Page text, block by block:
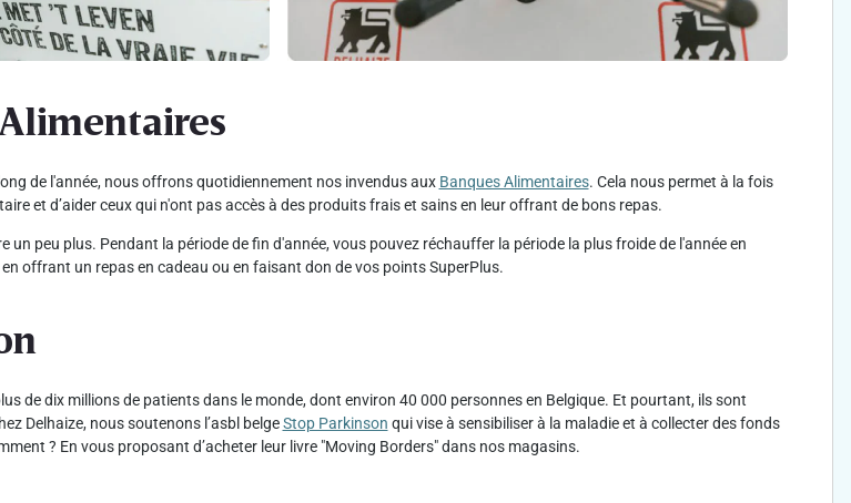
de l'année, nous offrons quotidiennement nos invendus aux Banques Alimentaires. Cela nous permet à la fois
et d’aider ceux qui n'ont pas accès à des produits frais et sains en leur offrant de bons repas.
un peu plus. Pendant la période de fin d'année, vous pouvez réchauffer la période la plus froide de l'année en
offrant un repas en cadeau ou en faisant don de vos points SuperPlus.
de dix millions de patients dans le monde, dont environ 40 000 personnes en Belgique. Et pourtant, ils sont
Delhaize, nous soutenons l’asbl belgeStop Parkinson qui vise à sensibiliser à la maladie et à collecter des fonds
? En vous proposant d’acheter leur livre "Moving Borders" dans nos magasins.